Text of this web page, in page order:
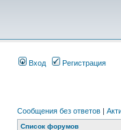
Вход Регистрация
Сообщения без ответов |
Список форумов